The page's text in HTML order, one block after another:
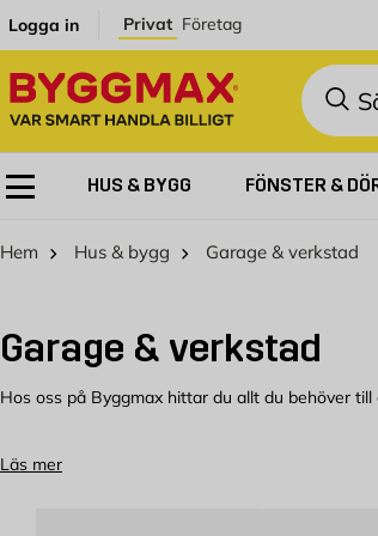
Logga in Privat Företag
Sök
HUS & BYGG FÖNSTER &
Hem Hus & bygg Garage & verkstad
Garage & verkstad
Hos oss på Byggmax hittar du allt du behöver
En välorganiserad arbetsyta
Läs mer